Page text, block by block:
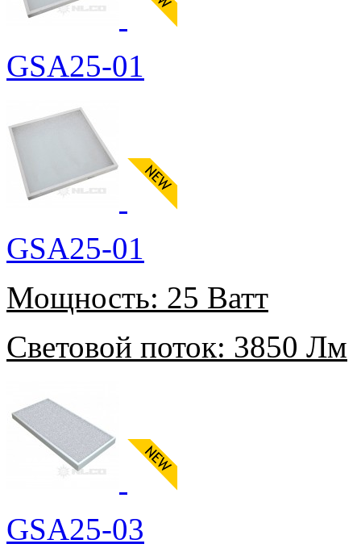
GSA25-01
GSA25-01
Мощность: 25 Ватт
Световой поток: 3850 Лм
GSA25-03